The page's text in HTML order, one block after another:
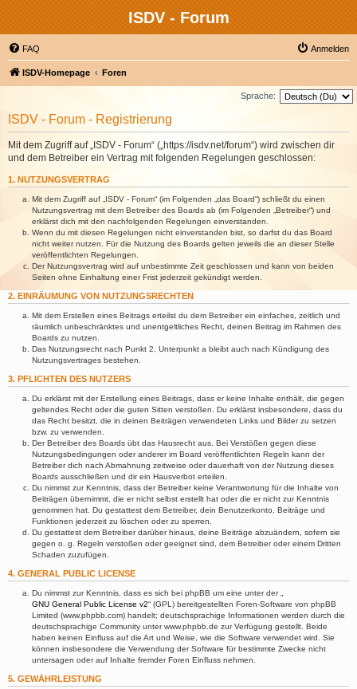
ISDV - Forum
FAQ Anmelden
ISDV-Homepage Foren
Sprache:
ISDV - Forum - Registrierung
Mit dem Zugriff auf „ISDV - Forum“ („https://isdv.net/forum“) wird zwischen dir
und dem Betreiber ein Vertrag mit folgenden Regelungen geschlossen:
1. NUTZUNGSVERTRAG
Mit dem Zugriff auf „ISDV - Forum“ (im Folgenden „das Board“) schließt du einen
Nutzungsvertrag mit dem Betreiber des Boards ab (im Folgenden „Betreiber“) und
erklärst dich mit den nachfolgenden Regelungen einverstanden.
Wenn du mit diesen Regelungen nicht einverstanden bist, so darfst du das Board
nicht weiter nutzen. Für die Nutzung des Boards gelten jeweils die an dieser Stelle
veröffentlichten Regelungen.
Der Nutzungsvertrag wird auf unbestimmte Zeit geschlossen und kann von beiden
Seiten ohne Einhaltung einer Frist jederzeit gekündigt werden.
2. EINRÄUMUNG VON NUTZUNGSRECHTEN
Mit dem Erstellen eines Beitrags erteilst du dem Betreiber ein einfaches, zeitlich und
räumlich unbeschränktes und unentgeltliches Recht, deinen Beitrag im Rahmen des
Boards zu nutzen.
Das Nutzungsrecht nach Punkt 2, Unterpunkt a bleibt auch nach Kündigung des
Nutzungsvertrages bestehen.
3. PFLICHTEN DES NUTZERS
Du erklärst mit der Erstellung eines Beitrags, dass er keine Inhalte enthält, die gegen
geltendes Recht oder die guten Sitten verstoßen. Du erklärst insbesondere, dass du
das Recht besitzt, die in deinen Beiträgen verwendeten Links und Bilder zu setzen
bzw. zu verwenden.
Der Betreiber des Boards übt das Hausrecht aus. Bei Verstößen gegen diese
Nutzungsbedingungen oder anderer im Board veröffentlichten Regeln kann der
Betreiber dich nach Abmahnung zeitweise oder dauerhaft von der Nutzung dieses
Boards ausschließen und dir ein Hausverbot erteilen.
Du nimmst zur Kenntnis, dass der Betreiber keine Verantwortung für die Inhalte von
Beiträgen übernimmt, die er nicht selbst erstellt hat oder die er nicht zur Kenntnis
genommen hat. Du gestattest dem Betreiber, dein Benutzerkonto, Beiträge und
Funktionen jederzeit zu löschen oder zu sperren.
Du gestattest dem Betreiber darüber hinaus, deine Beiträge abzuändern, sofern sie
gegen o. g. Regeln verstoßen oder geeignet sind, dem Betreiber oder einem Dritten
Schaden zuzufügen.
4. GENERAL PUBLIC LICENSE
Du nimmst zur Kenntnis, dass es sich bei phpBB um eine unter der „
GNU General Public License v2“ (GPL) bereitgestellten Foren-Software von phpBB
Limited (www.phpbb.com) handelt; deutschsprachige Informationen werden durch die
deutschsprachige Community unter www.phpbb.de zur Verfügung gestellt. Beide
haben keinen Einfluss auf die Art und Weise, wie die Software verwendet wird. Sie
können insbesondere die Verwendung der Software für bestimmte Zwecke nicht
untersagen oder auf Inhalte fremder Foren Einfluss nehmen.
5. GEWÄHRLEISTUNG